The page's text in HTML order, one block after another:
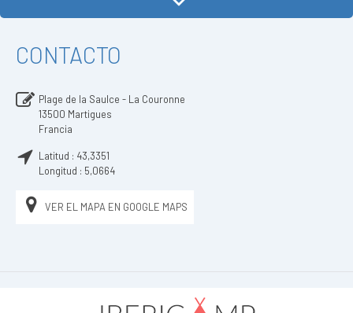
CONTACTO
Plage de la Saulce - La Couronne
13500 Martigues
Francia
Latitud : 43,3351
Longitud : 5,0664
VER EL MAPA EN GOOGLE MAPS